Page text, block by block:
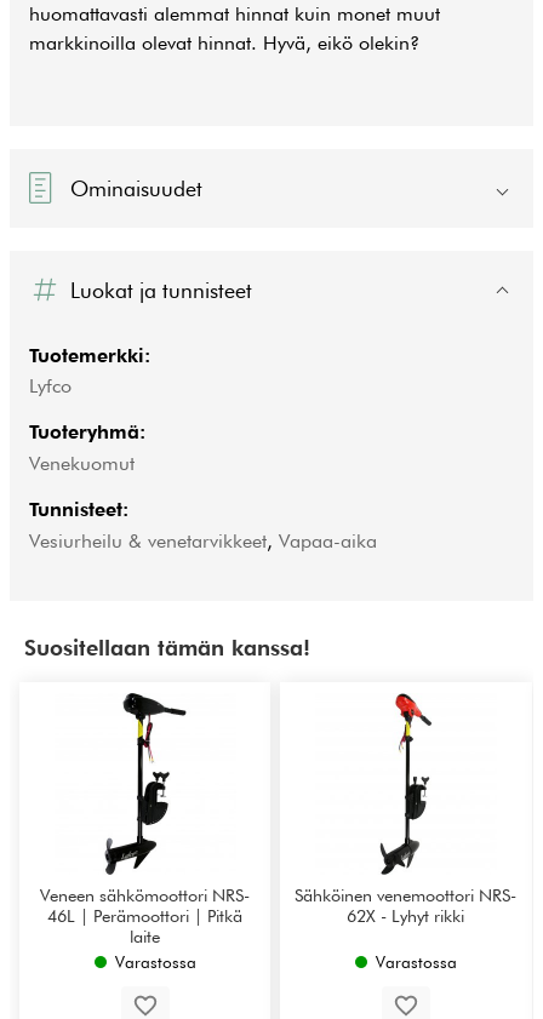
huomattavasti alemmat hinnat kuin monet muut
markkinoilla olevat hinnat. Hyvä, eikö olekin?
Ominaisuudet
Luokat ja tunnisteet
Tuotemerkki:
Lyfco
Tuoteryhmä:
Venekuomut
Tunnisteet:
Vesiurheilu & venetarvikkeet, Vapaa-aika
Suositellaan tämän kanssa!
Veneen sähkömoottori NRS-
46L | Perämoottori | Pitkä
laite
Varastossa
Sähköinen venemoottori NRS-
62X - Lyhyt rikki
Varastossa